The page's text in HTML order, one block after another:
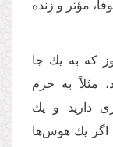
مؤثر و زنده
كه به یك جا
مثلاً به حرم
دارید و یك
اگر یك هوس‌ها